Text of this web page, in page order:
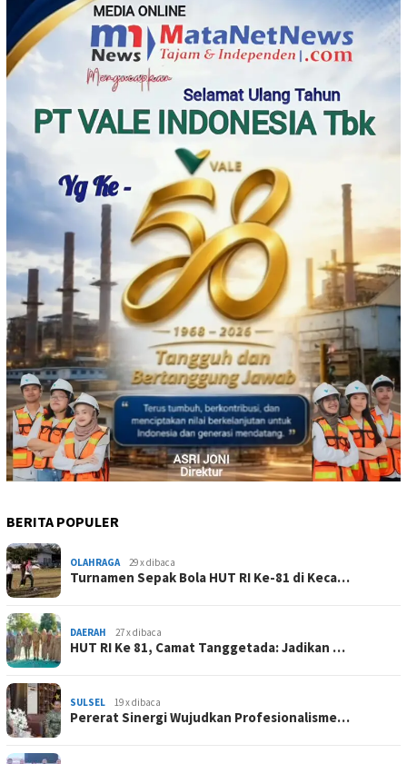
BERITA POPULER
OLAHRAGA 29 x dibaca
Turnamen Sepak Bola HUT RI Ke-81 di Keca…
DAERAH 27 x dibaca
HUT RI Ke 81, Camat Tanggetada: Jadikan …
SULSEL 19 x dibaca
Pererat Sinergi Wujudkan Profesionalisme…